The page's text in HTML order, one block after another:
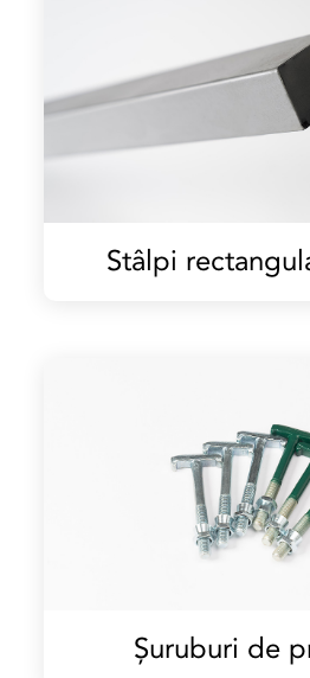
Stâlpi
Șuruburi de